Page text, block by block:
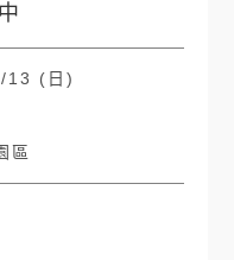
13 (日)
區